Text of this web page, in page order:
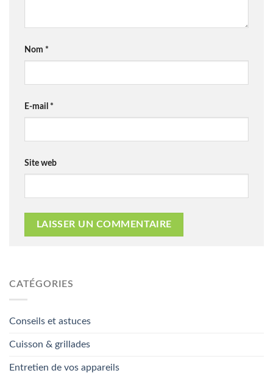
Nom *
E-mail *
Site web
CATÉGORIES
Conseils et astuces
Cuisson & grillades
Entretien de vos appareils